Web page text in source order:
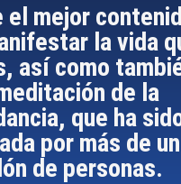
el mejor
la vida
así como
de la
que ha
por más de un
de personas.